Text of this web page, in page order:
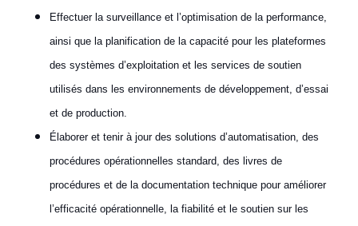
Effectuer la surveillance et l’optimisation de la performance,
ainsi que la planification de la capacité pour les plateformes
des systèmes d’exploitation et les services de soutien
utilisés dans les environnements de développement, d’essai
et de production.
Élaborer et tenir à jour des solutions d’automatisation, des
procédures opérationnelles standard, des livres de
procédures et de la documentation technique pour améliorer
l’efficacité opérationnelle, la fiabilité et le soutien sur les